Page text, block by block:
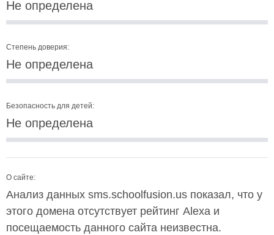
Не определена
Степень доверия:
Не определена
Безопасность для детей:
Не определена
О сайте:
Анализ данных sms.schoolfusion.us показал, что у
этого домена отсутствует рейтинг Alexa и
посещаемость данного сайта неизвестна.